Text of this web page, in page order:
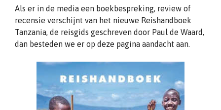
Als er in de media een boekbespreking, review of
recensie verschijnt van het nieuwe Reishandboek
Tanzania, de reisgids geschreven door Paul de Waard,
dan besteden we er op deze pagina aandacht aan.